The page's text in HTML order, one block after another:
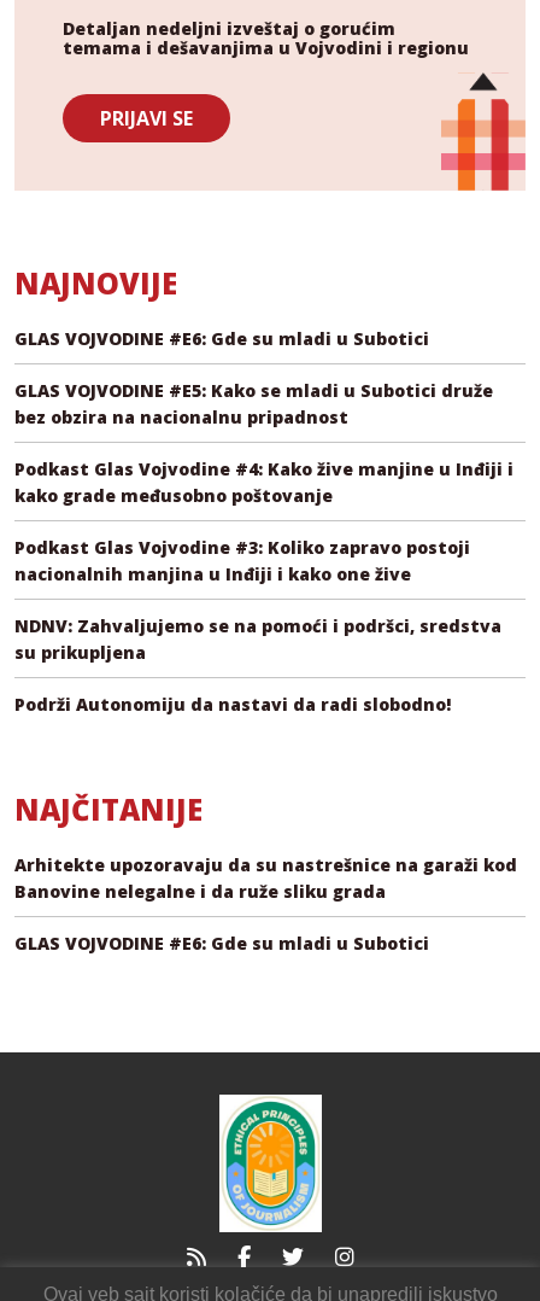
Detaljan nedeljni izveštaj o gorućim
temama i dešavanjima u Vojvodini i regionu
PRIJAVI SE
NAJNOVIJE
GLAS VOJVODINE #E6: Gde su mladi u Subotici
GLAS VOJVODINE #E5: Kako se mladi u Subotici druže
bez obzira na nacionalnu pripadnost
Podkast Glas Vojvodine #4: Kako žive manjine u Inđiji i
kako grade međusobno poštovanje
Podkast Glas Vojvodine #3: Koliko zapravo postoji
nacionalnih manjina u Inđiji i kako one žive
NDNV: Zahvaljujemo se na pomoći i podršci, sredstva
su prikupljena
Podrži Autonomiju da nastavi da radi slobodno!
NAJČITANIJE
Arhitekte upozoravaju da su nastrešnice na garaži kod
Banovine nelegalne i da ruže sliku grada
GLAS VOJVODINE #E6: Gde su mladi u Subotici
Ovaj veb sajt koristi kolačiće da bi unapredili iskustvo